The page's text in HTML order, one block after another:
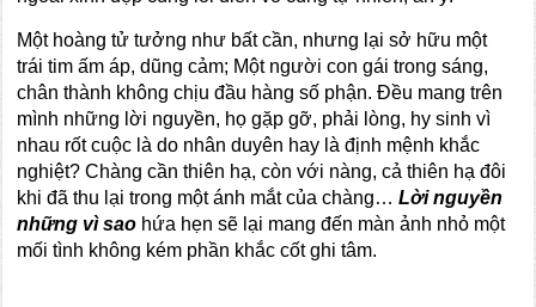
Một hoàng tử tưởng như bất cần, nhưng lại sở hữu một
trái tim ấm áp, dũng cảm; Một người con gái trong sáng,
chân thành không chịu đầu hàng số phận. Đều mang trên
mình những lời nguyền, họ gặp gỡ, phải lòng, hy sinh vì
nhau rốt cuộc là do nhân duyên hay là định mệnh khắc
nghiệt? Chàng cần thiên hạ, còn với nàng, cả thiên hạ đôi
khi đã thu lại trong một ánh mắt của chàng…Lời nguyền
những vì sao hứa hẹn sẽ lại mang đến màn ảnh nhỏ một
mối tình không kém phần khắc cốt ghi tâm.